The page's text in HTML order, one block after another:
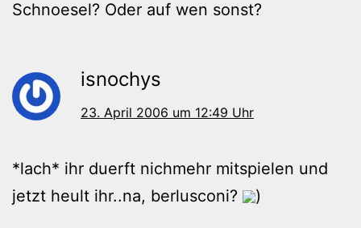
Schnoesel? Oder auf wen sonst?
isnochys
23. April 2006 um 12:49 Uhr
*lach* ihr duerft nichmehr mitspielen und
jetzt heult ihr..na, berlusconi?
)